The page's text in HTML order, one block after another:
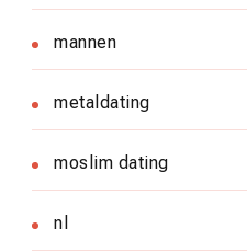
mannen
metaldating
moslim dating
nl